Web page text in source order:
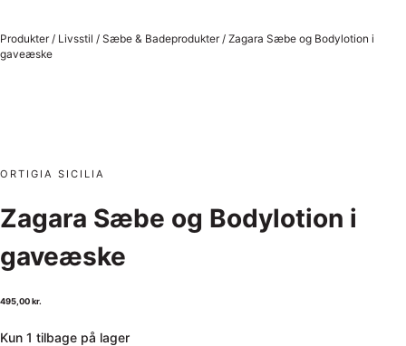
Produkter / Livsstil / Sæbe & Badeprodukter / Zagara Sæbe og Bodylotion i
gaveæske
ORTIGIA SICILIA
Zagara Sæbe og Bodylotion i
gaveæske
495,00kr.
Kun 1 tilbage på lager